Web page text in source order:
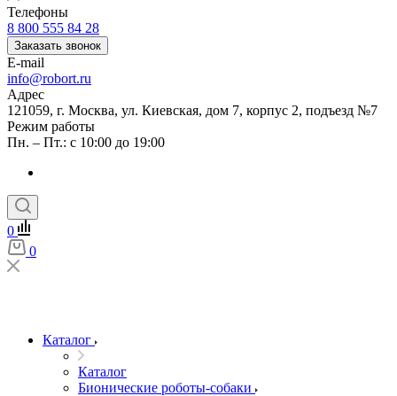
Телефоны
8 800 555 84 28
Заказать звонок
E-mail
info@robort.ru
Адрес
121059, г. Москва, ул. Киевская, дом 7, корпус 2, подъезд №7
Режим работы
Пн. – Пт.: с 10:00 до 19:00
0
0
Каталог
Каталог
Бионические роботы-собаки